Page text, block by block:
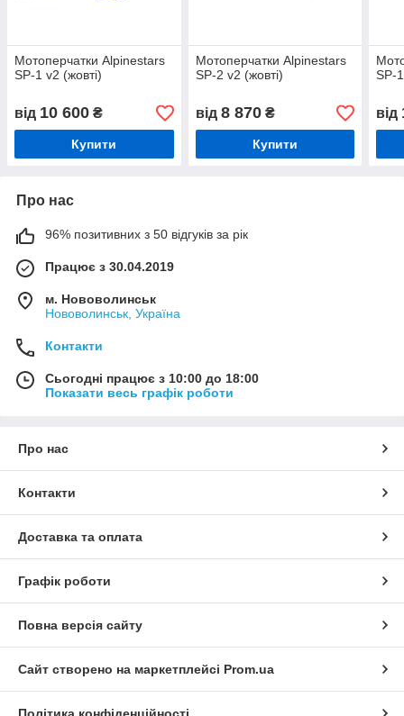
Мотоперчатки Alpinestars
SP-1 v2 (жовті)
від 10 600 ₴
Купити
Мотоперчатки Alpinestars
SP-2 v2 (жовті)
від 8 870₴
Купити
SP-
від
Про нас
96% позитивних з 50 відгуків за рік
Працює з 30.04.2019
м. Нововолинськ
Нововолинськ, Україна
Контакти
Сьогодні працює з 10:00 до 18:00
Показати весь графік роботи
Про нас
Контакти
Доставка та оплата
Графік роботи
Повна версія сайту
Сайт створено на маркетплейсі Prom.ua